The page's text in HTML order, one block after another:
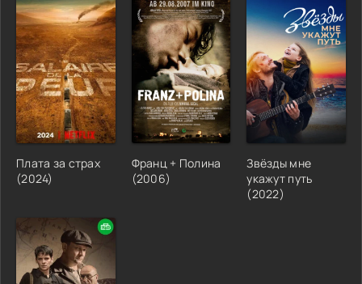
Плата за страх
(2024)
Франц + Полина
(2006)
Звёзды мне
укажут путь
(2022)